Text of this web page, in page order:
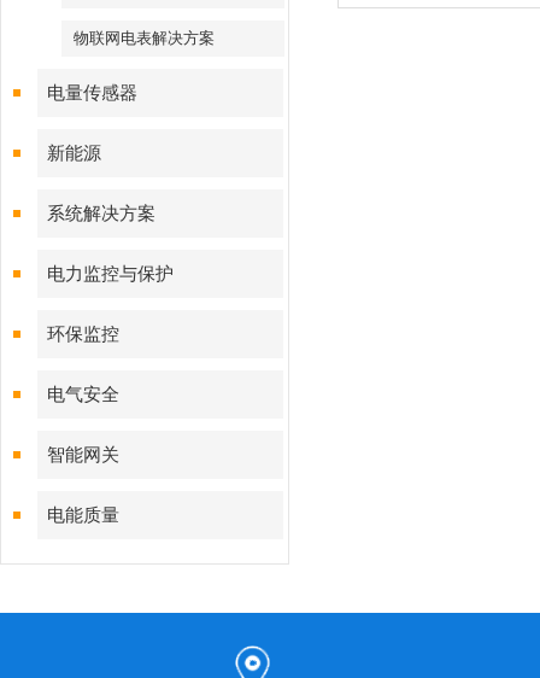
物联网电表解决方案
电量传感器
新能源
系统解决方案
电力监控与保护
环保监控
电气安全
智能网关
电能质量